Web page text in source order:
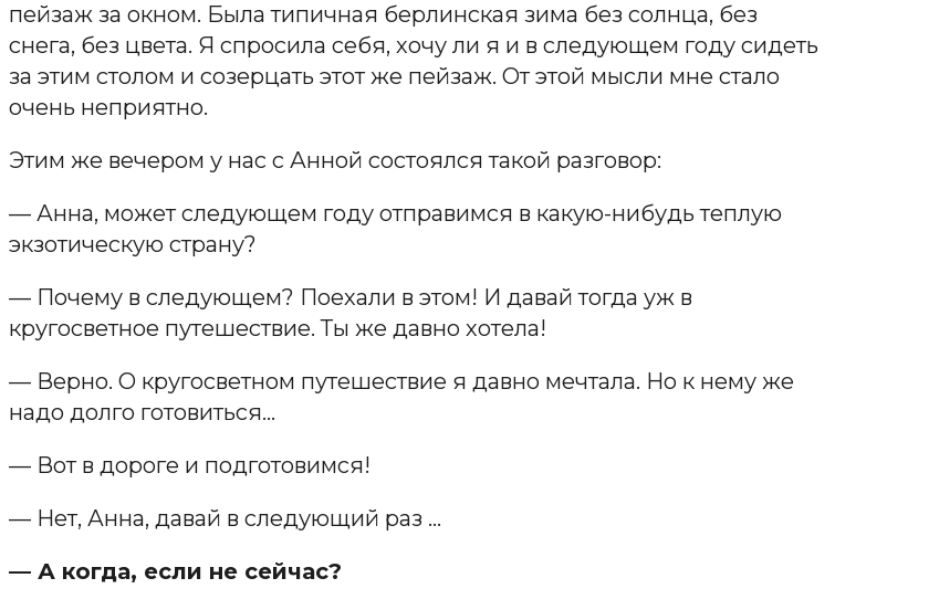
пейзаж за окном. Была типичная берлинская зима без солнца, без
снега, без цвета. Я спросила себя, хочу ли я и в следующем году сидеть
за этим столом и созерцать этот же пейзаж. От этой мысли мне стало
очень неприятно.
Этим же вечером у нас с Анной состоялся такой разговор:
— Анна, может следующем году отправимся в какую-нибудь теплую
экзотическую страну?
— Почему в следующем? Поехали в этом! И давай тогда уж в
кругосветное путешествие. Ты же давно хотела!
— Верно. О кругосветном путешествие я давно мечтала. Но к нему же
надо долго готовиться…
— Вот в дороге и подготовимся!
— Нет, Анна, давай в следующий раз …
— А когда, если не сейчас?